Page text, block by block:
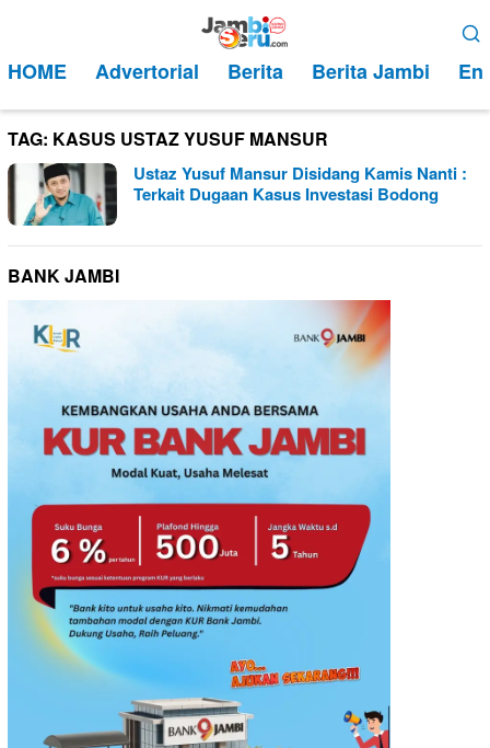
kontenMobile
HOME Advertorial Berita Berita Jambi
TAG: KASUS USTAZ YUSUF MANSUR
Ustaz Yusuf Mansur Disidang Kamis Nanti :
Terkait Dugaan Kasus Investasi Bodong
BANK JAMBI